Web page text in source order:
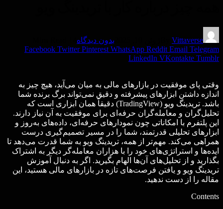
Vittaverse بدون دیدگاه
Facebook Twitter Pinterest WhatsApp Reddit Email Telegram
LinkedIn VKontakte Tumblr
وقتی پای موفقیت در بازارهای مالی به میان می‌آید، هیچ چیز به
اندازه داشتن ابزارهای پیشرفته و دقیق نمی‌تواند برگ برنده شما
باشد. تریدینگ ویو (TradingView) دقیقاً همان ابزاری است که
تحلیل‌گران و معامله‌گران حرفه‌ای برای موفقیت به آن نیاز دارند.
این پلتفرم با امکاناتی چون نمودارهای حرفه‌ای، داده‌های به‌روز و
ابزارهای تحلیلی قدرتمند، شما را در مسیر تصمیم‌گیری درست
همراهی می‌کند. مهم‌تر از همه، تریدینگ ویو به شما قدرت می‌دهد تا
ایده‌ها و استراتژی‌های خود را با هزاران معامله‌گر دیگر به اشتراک
بگذارید و از تحلیل‌های آن‌ها الهام بگیرید. اگر به دنبال آموزش
تریدینگ ویو و یافتن فرصت‌های تازه در بازارهای مالی هستید، این
مقاله را از دست ندهید.
Contents